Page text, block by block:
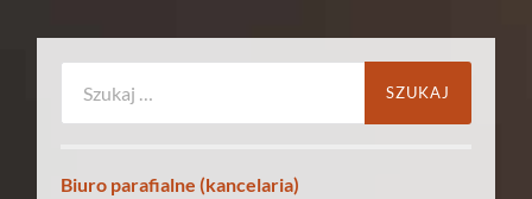
Biuro parafialne (kancelaria)